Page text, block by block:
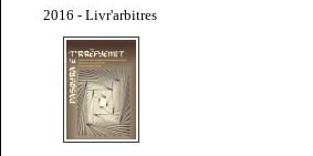
2016 - Livr'arbitres